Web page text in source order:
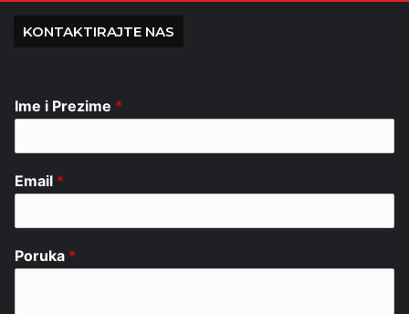
KONTAKTIRAJTE NAS
Ime i Prezime *
Email *
Poruka *